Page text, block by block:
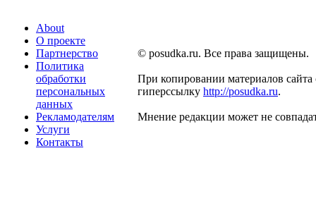
About
О проекте
Партнерство
Политика
обработки
персональных
данных
Рекламодателям
Услуги
Контакты
© posudka.ru. Все права защищены.
При копировании материалов сайта
гиперссылку http://posudka.ru.
Мнение редакции может не